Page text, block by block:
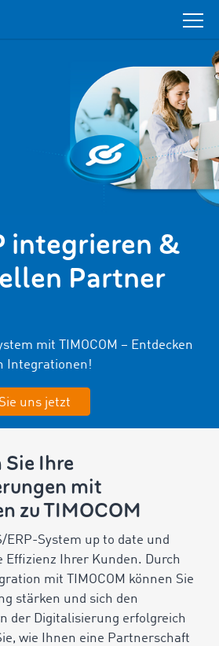
integrieren &
Partner
mit TIMOCOM – Entdecken
Integrationen!
uns jetzt
Ihre
mit
zu TIMOCOM
ERP-System up to date und
Effizienz Ihrer Kunden. Durch
mit TIMOCOM können Sie
stärken und sich den
der Digitalisierung erfolgreich
wie Ihnen eine Partnerschaft